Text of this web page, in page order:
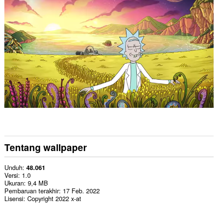
Tentang wallpaper
Unduh 48.061
Versi 1.0
Ukuran 9,4 MB
Pembaruan terakhir 17 Feb. 2022
Lisensi Copyright 2022 x-at